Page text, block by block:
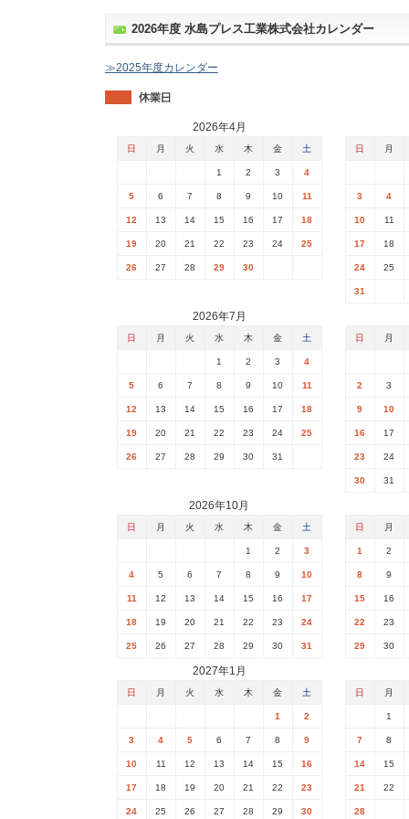
2026年度 水島プレス工業株式会社カレンダー
≫2025年度カレンダー
2026年4月
日 月 火 水 木 金 土
1 2 3 4
5 6 7 8 9 10 11
12 13 14 15 16 17 18
19 20 21 22 23 24 25
26 27 28 29 30
日 月
3 4
10 11
17 18
24 25
31
2026年7月
日 月 火 水 木 金 土
1 2 3 4
5 6 7 8 9 10 11
12 13 14 15 16 17 18
19 20 21 22 23 24 25
26 27 28 29 30 31
日 月
2 3
9 10
16 17
23 24
30 31
2026年10月
日 月 火 水 木 金 土
1 2 3
4 5 6 7 8 9 10
11 12 13 14 15 16 17
18 19 20 21 22 23 24
25 26 27 28 29 30 31
日 月
1 2
8 9
15 16
22 23
29 30
2027年1月
日 月 火 水 木 金 土
1 2
3 4 5 6 7 8 9
10 11 12 13 14 15 16
17 18 19 20 21 22 23
24 25 26 27 28 29 30
日 月
1
7 8
14 15
21 22
28